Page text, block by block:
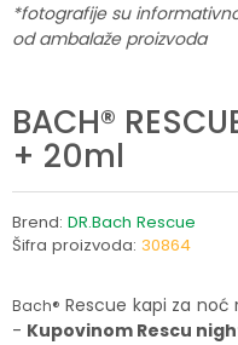
*fotografije su
od ambalaže proizvoda
BACH®
+ 20ml
Brend: DR.Bach Rescue
Šifra proizvoda: 30864
Bach® Rescue kapi za noć
- Kupovinom Rescu